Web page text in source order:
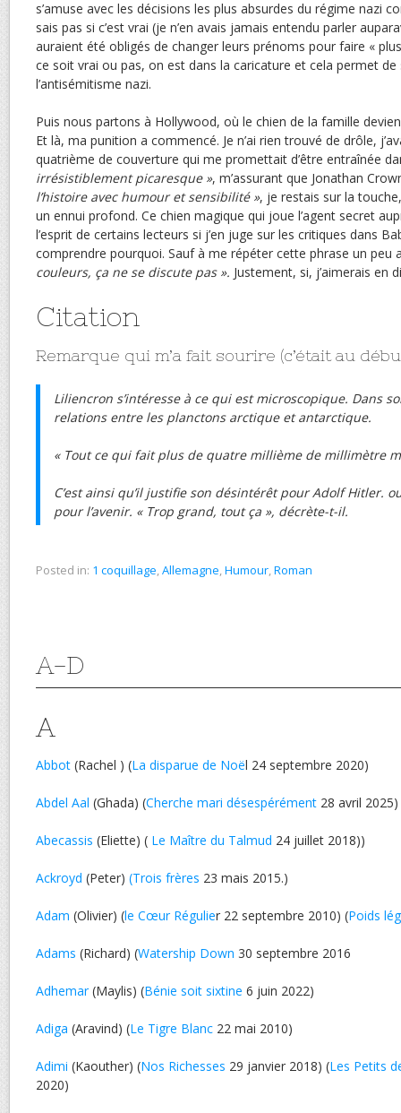
s’amuse avec les décisions les plus absurdes du régime nazi
sais pas si c’est vrai (je n’en avais jamais entendu parler
auraient été obligés de changer leurs prénoms pour faire «
ce soit vrai ou pas, on est dans la caricature et cela permet de
l’antisémitisme nazi.
Puis nous partons à Hollywood, où le chien de la famille
Et là, ma punition a commencé. Je n’ai rien trouvé de drôle,
quatrième de couverture qui me promettait d’être entraînée
irrésistiblement picaresque », m’assurant que Jonathan
l’histoire avec humour et sensibilité », je restais sur la
un ennui profond. Ce chien magique qui joue l’agent secret
l’esprit de certains lecteurs si j’en juge sur les critiques dans
comprendre pourquoi. Sauf à me répéter cette phrase un peu
couleurs, ça ne se discute pas ». Justement, si, j’aimerais en
Citation
Remarque qui m’a fait sourire (c’était au
Liliencron s’intéresse à ce qui est microscopique. Dans
relations entre les planctons arctique et antarctique.
« Tout ce qui fait plus de quatre millième de millimètre
C’est ainsi qu’il justifie son désintérêt pour Adolf Hitler.
pour l’avenir. « Trop grand, tout ça », décrète-t-il.
Posted in: 1 coquillage,Allemagne,Humour,Roman
A-D
A
Abbot (Rachel ) (La disparue de Noël 24 septembre 2020)
Abdel Aal (Ghada) (Cherche mari désespérément 28 avril 2025)
Abecassis (Eliette) ( Le Maître du Talmud 24 juillet 2018))
Ackroyd (Peter) (Trois frères 23 mais 2015.)
Adam (Olivier) (le Cœur Régulier 22 septembre 2010) (Poids
Adams (Richard) (Watership Down 30 septembre 2016
Adhemar(Maylis) (Bénie soit sixtine 6 juin 2022)
Adiga (Aravind) (Le Tigre Blanc 22 mai 2010)
Adimi (Kaouther) (Nos Richesses 29 janvier 2018) (Les Petits
2020)